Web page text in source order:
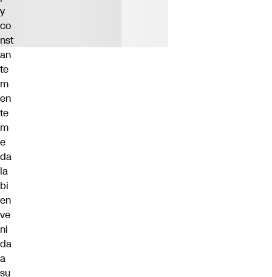
y
co
nst
an
te
m
en
te
m
e
da
la
bi
en
ve
ni
da
a
su